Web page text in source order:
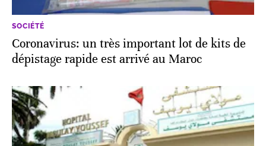
SOCIÉTÉ
Coronavirus: un très important lot de kits de
dépistage rapide est arrivé au Maroc